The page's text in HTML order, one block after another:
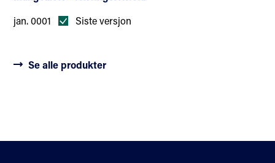
jan. 0001
Siste versjon
Se alle produkter